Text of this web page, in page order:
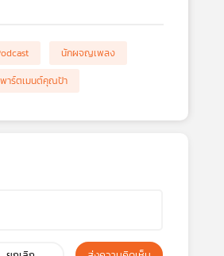
นักผจญเพลง
าร์ตเมนต์คุณป้า